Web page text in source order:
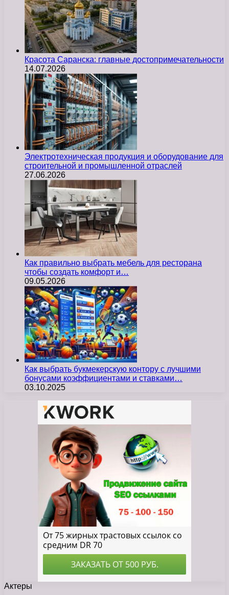
Красота Саранска: главные достопримечательности
14.07.2026
Электротехническая продукция и оборудование для
строительной и промышленной отраслей
27.06.2026
Как правильно выбрать мебель для ресторана
чтобы создать комфорт и…
09.05.2026
Как выбрать букмекерскую контору с лучшими
бонусами коэффициентами и ставками…
03.10.2025
Актеры